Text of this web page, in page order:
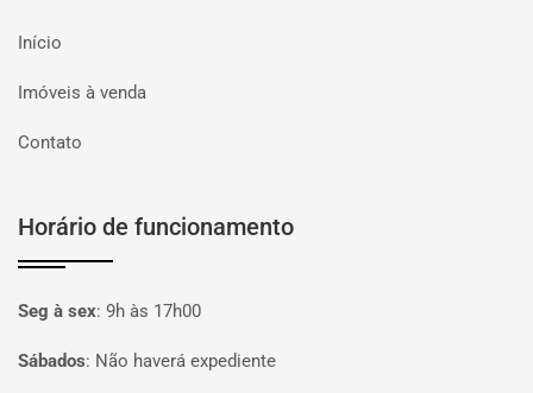
Início
Imóveis à venda
Contato
Horário de funcionamento
Seg à sex: 9h às 17h00
Sábados: Não haverá expediente